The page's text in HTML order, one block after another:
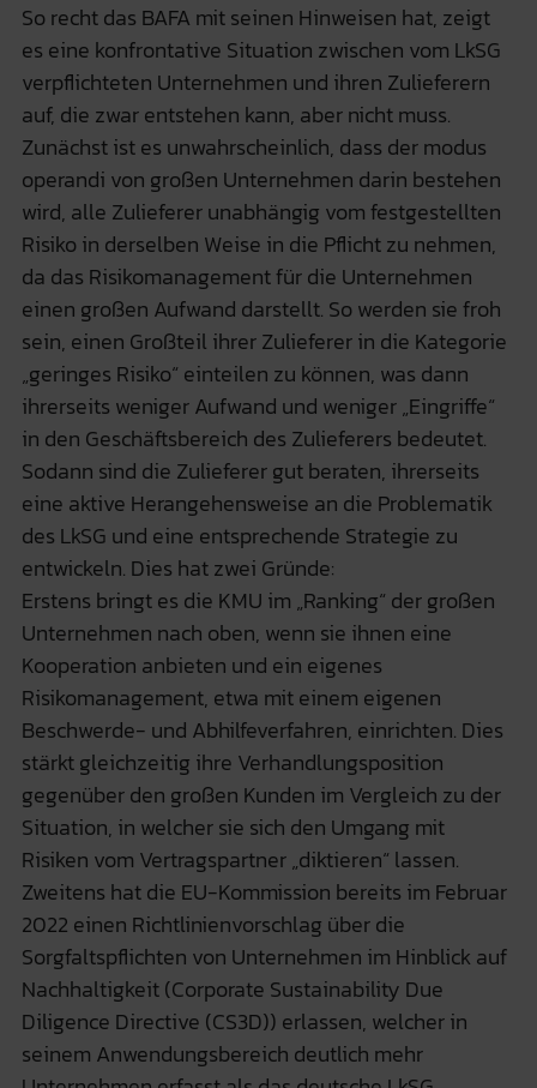
So recht das BAFA mit seinen Hinweisen hat, zeigt
es eine konfrontative Situation zwischen vom LkSG
verpflichteten Unternehmen und ihren Zulieferern
auf, die zwar entstehen kann, aber nicht muss.
Zunächst ist es unwahrscheinlich, dass der modus
operandi von großen Unternehmen darin bestehen
wird, alle Zulieferer unabhängig vom festgestellten
Risiko in derselben Weise in die Pflicht zu nehmen,
da das Risikomanagement für die Unternehmen
einen großen Aufwand darstellt. So werden sie froh
sein, einen Großteil ihrer Zulieferer in die Kategorie
„geringes Risiko“ einteilen zu können, was dann
ihrerseits weniger Aufwand und weniger „Eingriffe“
in den Geschäftsbereich des Zulieferers bedeutet.
Sodann sind die Zulieferer gut beraten, ihrerseits
eine aktive Herangehensweise an die Problematik
des LkSG und eine entsprechende Strategie zu
entwickeln. Dies hat zwei Gründe:
Erstens bringt es die KMU im „Ranking“ der großen
Unternehmen nach oben, wenn sie ihnen eine
Kooperation anbieten und ein eigenes
Risikomanagement, etwa mit einem eigenen
Beschwerde- und Abhilfeverfahren, einrichten. Dies
stärkt gleichzeitig ihre Verhandlungsposition
gegenüber den großen Kunden im Vergleich zu der
Situation, in welcher sie sich den Umgang mit
Risiken vom Vertragspartner „diktieren“ lassen.
Zweitens hat die EU-Kommission bereits im Februar
2022 einen Richtlinienvorschlag über die
Sorgfaltspflichten von Unternehmen im Hinblick auf
Nachhaltigkeit (Corporate Sustainability Due
Diligence Directive (CS3D)) erlassen, welcher in
seinem Anwendungsbereich deutlich mehr